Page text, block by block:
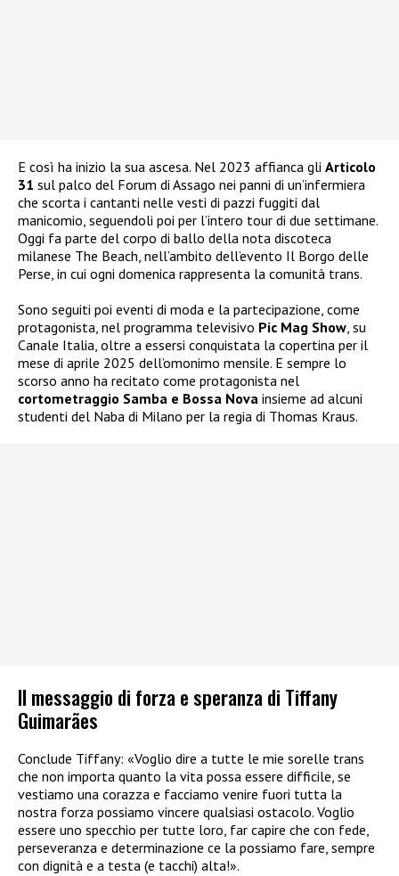
E così ha inizio la sua ascesa. Nel 2023 affianca gli Articolo
31 sul palco del Forum di Assago nei panni di un’infermiera
che scorta i cantanti nelle vesti di pazzi fuggiti dal
manicomio, seguendoli poi per l’intero tour di due settimane.
Oggi fa parte del corpo di ballo della nota discoteca
milanese The Beach, nell’ambito dell’evento Il Borgo delle
Perse, in cui ogni domenica rappresenta la comunità trans.
Sono seguiti poi eventi di moda e la partecipazione, come
protagonista, nel programma televisivo Pic Mag Show, su
Canale Italia, oltre a essersi conquistata la copertina per il
mese di aprile 2025 dell’omonimo mensile. E sempre lo
scorso anno ha recitato come protagonista nel
cortometraggio Samba e Bossa Nova insieme ad alcuni
studenti del Naba di Milano per la regia di Thomas Kraus.
Il messaggio di forza e speranza di Tiffany
Guimarães
Conclude Tiffany: «Voglio dire a tutte le mie sorelle trans
che non importa quanto la vita possa essere difficile, se
vestiamo una corazza e facciamo venire fuori tutta la
nostra forza possiamo vincere qualsiasi ostacolo. Voglio
essere uno specchio per tutte loro, far capire che con fede,
perseveranza e determinazione ce la possiamo fare, sempre
con dignità e a testa (e tacchi) alta!».